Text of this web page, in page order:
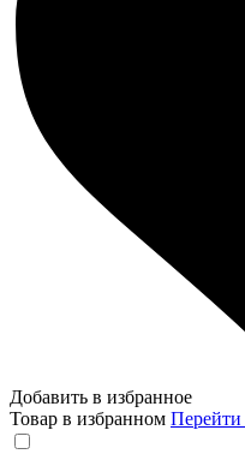
Добавить в избранное
Товар в избранном Перейти